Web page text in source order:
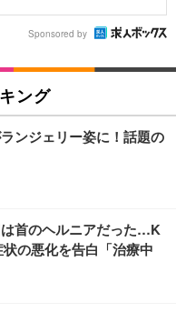
Sponsored by
ング
ンジェリー姿に！話題の
首のヘルニアだった…K
の悪化を告白「治療中